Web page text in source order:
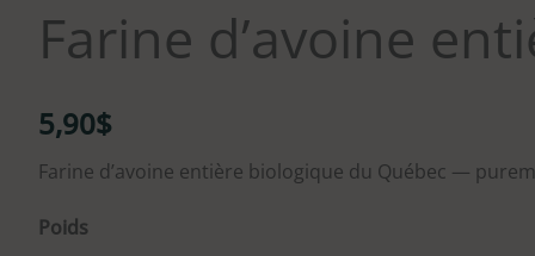
Farine d’avoine
5,90$
Farine d’avoine entière biologique du Québec —
Poids
de
Farine
entière